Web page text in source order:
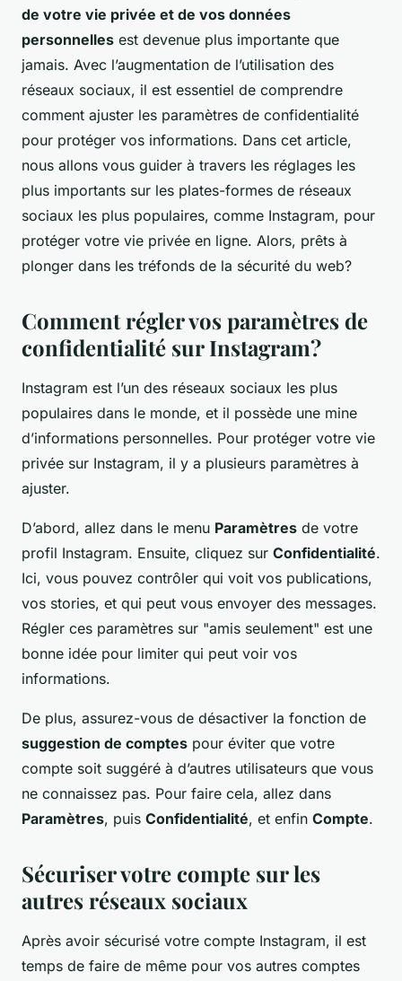
de votre vie privée et de vos données
personnelles est devenue plus importante que
jamais. Avec l’augmentation de l’utilisation des
réseaux sociaux, il est essentiel de comprendre
comment ajuster les paramètres de confidentialité
pour protéger vos informations. Dans cet article,
nous allons vous guider à travers les réglages les
plus importants sur les plates-formes de réseaux
sociaux les plus populaires, comme Instagram, pour
protéger votre vie privée en ligne. Alors, prêts à
plonger dans les tréfonds de la sécurité du web?
Comment régler vos paramètres de
confidentialité sur Instagram?
Instagram est l’un des réseaux sociaux les plus
populaires dans le monde, et il possède une mine
d’informations personnelles. Pour protéger votre vie
privée sur Instagram, il y a plusieurs paramètres à
ajuster.
D’abord, allez dans le menu Paramètres de votre
profil Instagram. Ensuite, cliquez sur Confidentialité.
Ici, vous pouvez contrôler qui voit vos publications,
vos stories, et qui peut vous envoyer des messages.
Régler ces paramètres sur "amis seulement" est une
bonne idée pour limiter qui peut voir vos
informations.
De plus, assurez-vous de désactiver la fonction de
suggestion de comptes pour éviter que votre
compte soit suggéré à d’autres utilisateurs que vous
ne connaissez pas. Pour faire cela, allez dans
Paramètres, puis Confidentialité, et enfin Compte.
Sécuriser votre compte sur les
autres réseaux sociaux
Après avoir sécurisé votre compte Instagram, il est
temps de faire de même pour vos autres comptes